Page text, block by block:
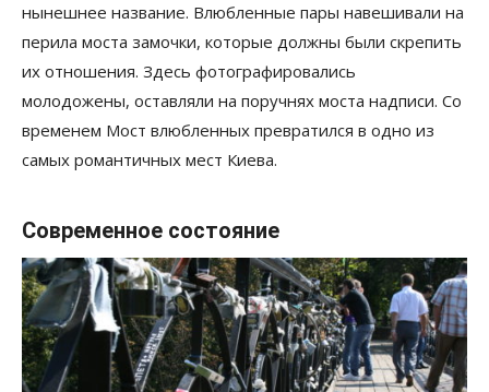
нынешнее название. Влюбленные пары навешивали на
перила моста замочки, которые должны были скрепить
их отношения. Здесь фотографировались
молодожены, оставляли на поручнях моста надписи. Со
временем Мост влюбленных превратился в одно из
самых романтичных мест Киева.
Современное состояние